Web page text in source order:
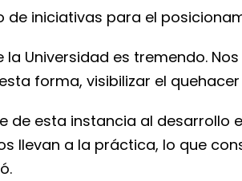
iniciativas para el
Universidad es tremendo.
forma, visibilizar el
esta instancia al desarrollo
llevan a la práctica, lo que